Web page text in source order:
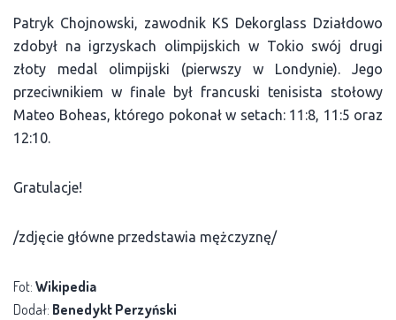
Patryk Chojnowski, zawodnik KS Dekorglass Działdowo
zdobył na igrzyskach olimpijskich w Tokio swój drugi
złoty medal olimpijski (pierwszy w Londynie). Jego
przeciwnikiem w finale był francuski tenisista stołowy
Mateo Boheas, którego pokonał w setach: 11:8, 11:5 oraz
12:10.
Gratulacje!
/zdjęcie główne przedstawia mężczyznę/
Fot: Wikipedia
Dodał: Benedykt Perzyński